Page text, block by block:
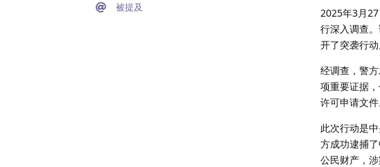
被提及
2025年3月
行深入调查
开了突袭行动
经调查，警
项重要证据
许可申请文
此次行动是
方成功逮捕
公民财产，